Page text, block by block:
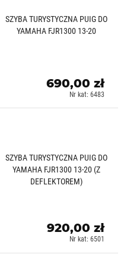
SZYBA TURYSTYCZNA PUIG DO
YAMAHA FJR1300 13-20
690,00 zł
Nr kat: 6483
SZYBA TURYSTYCZNA PUIG DO
YAMAHA FJR1300 13-20 (Z
DEFLEKTOREM)
920,00 zł
Nr kat: 6501